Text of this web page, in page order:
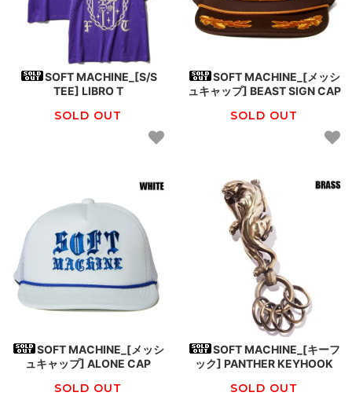
SOFT MACHINE_[S/S
TEE] LIBRO T
SOLD OUT
SOFT MACHINE_[メッシ
ュキャップ] BEAST SIGN CAP
SOLD OUT
SOFT MACHINE_[メッシ
ュキャップ] ALONE CAP
SOLD OUT
SOFT MACHINE_[キーフ
ック] PANTHER KEYHOOK
SOLD OUT